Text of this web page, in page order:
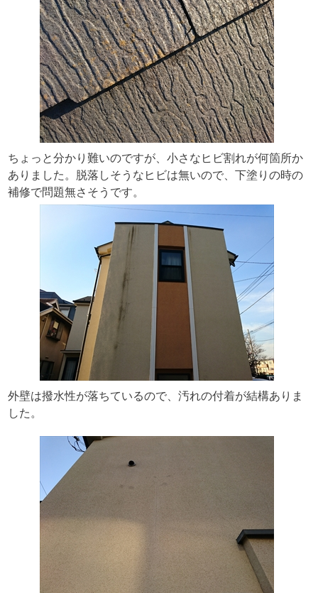
ちょっと分かり難いのですが、小さなヒビ割れが何箇所か
ありました。脱落しそうなヒビは無いので、下塗りの時の
補修で問題無さそうです。
外壁は撥水性が落ちているので、汚れの付着が結構ありま
した。